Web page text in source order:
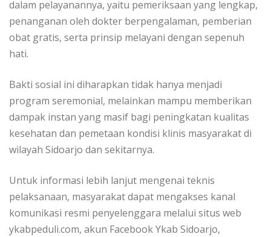
dalam pelayanannya, yaitu pemeriksaan yang lengkap,
penanganan oleh dokter berpengalaman, pemberian
obat gratis, serta prinsip melayani dengan sepenuh
hati.
​Bakti sosial ini diharapkan tidak hanya menjadi
program seremonial, melainkan mampu memberikan
dampak instan yang masif bagi peningkatan kualitas
kesehatan dan pemetaan kondisi klinis masyarakat di
wilayah Sidoarjo dan sekitarnya.
​Untuk informasi lebih lanjut mengenai teknis
pelaksanaan, masyarakat dapat mengakses kanal
komunikasi resmi penyelenggara melalui situs web
ykabpeduli.com, akun Facebook Ykab Sidoarjo,